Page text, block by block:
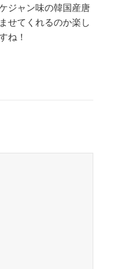
ジャン味の韓国産唐
せてくれるのか楽し
ね！